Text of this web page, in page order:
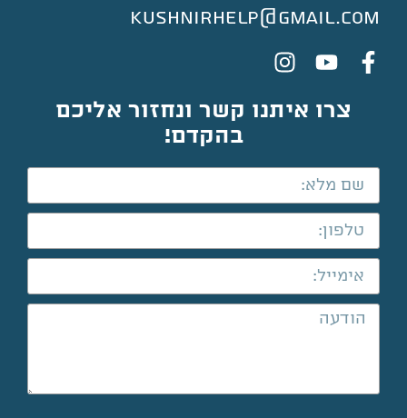
kushnirhelp@gmail.com
צרו איתנו קשר ונחזור אליכם
בהקדם!